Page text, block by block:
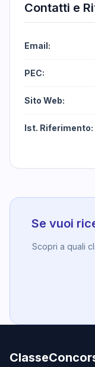
Contatti e
Email:
PEC:
Sito Web:
Ist. Riferimento:
Se vuoi
Scopri a quali